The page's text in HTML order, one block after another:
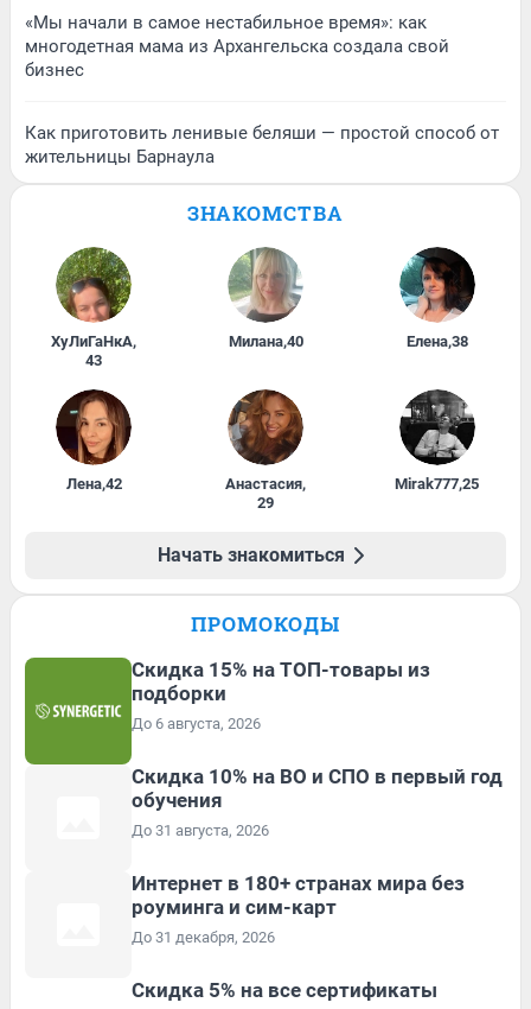
«Мы начали в самое нестабильное время»: как
многодетная мама из Архангельска создала свой
бизнес
Как приготовить ленивые беляши — простой способ от
жительницы Барнаула
ЗНАКОМСТВА
ХуЛиГаНкА,
43
Милана,40 Елена,38
Лена,42 Анастасия,
29
Mirak777,25
Начать знакомиться
ПРОМОКОДЫ
Скидка 15% на ТОП-товары из
подборки
До 6 августа, 2026
Скидка 10% на ВО и СПО в первый год
обучения
До 31 августа, 2026
Интернет в 180+ странах мира без
роуминга и сим-карт
До 31 декабря, 2026
Скидка 5% на все сертификаты